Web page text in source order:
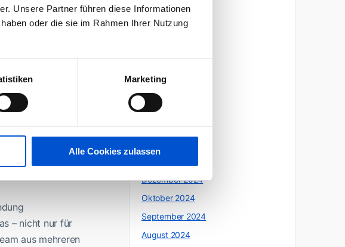
Unsere Partner führen diese Informationen
oder die sie im Rahmen Ihrer Nutzung
Marketing
Alle Cookies zulassen
wichtig von
besuchen. Die
fast zum
für die
will, der sollte
Augenmerk
der
und
– nicht nur für
aus mehreren
November 2025
Oktober 2025
Mai 2025
April 2025
März 2025
Dezember 2024
Oktober 2024
September 2024
August 2024